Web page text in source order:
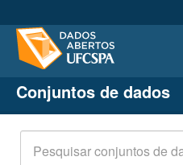
Conjuntos de dados
Organizações
Grupos
Conjuntos de dados